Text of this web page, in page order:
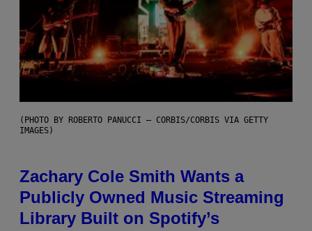
(PHOTO BY ROBERTO PANUCCI – CORBIS/CORBIS VIA GETTY
IMAGES)
Zachary Cole Smith Wants a
Publicly Owned Music Streaming
Library Built on Spotify’s